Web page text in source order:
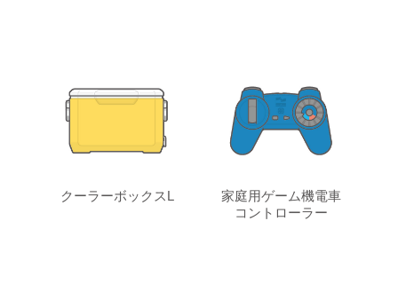
クーラーボックスL
家庭用ゲーム機電車
コントローラー